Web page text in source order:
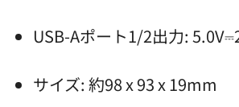
USB-Aポート1/2出力:
サイズ: 約98 x 93 x 19mm